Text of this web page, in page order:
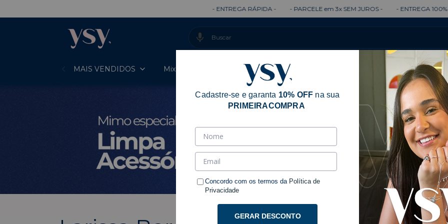
- ENTREGA RÁPIDA - - PARCELE em 3x SEM JUROS - - ENTREGA 100%
MAIS VENDIDOS Mixes Prontos Colares Pulseiras
Cadastre-se e garanta 10% OFF na sua
PRIMEIRACOMPRA
Concordo com os termos da Política de
Privacidade
GERAR DESCONTO